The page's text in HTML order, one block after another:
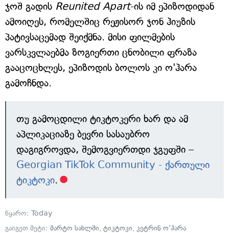
ჯოშ გადის Reunited Apart-ის იმ ეპიზოდიდან
ამოიღეს, რომელშიც რეჟისორ ჯონ ჰიუზის
პატივსაცემად შეიქმნა. მისი ფილმების
ვარსკვლაებმა ზოგიერთი ცნობილი ფრაზა
გააცოცხლეს, ეპიზოდის ბოლოს კი ო'ჰარა
გამოჩნდა.
თუ გამოცდილი ტიკტოკერი ხარ და ამ
აპლიკაციაზე ბევრი სასაუბრო
დაგიგროვდა, შემოგვიერთდი ჯგუფში –
Georgian TikTok Community - ქართული
ტიკტოკი.
წყარო: Today
გაიგეთ მეტი: მარტო სახლში, ტიკტოკი, კეტრინ ო'ჰარა